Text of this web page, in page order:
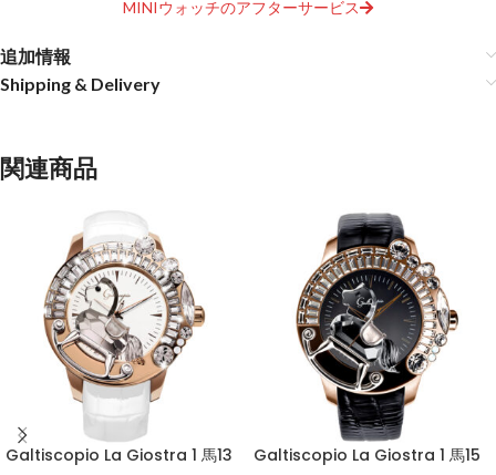
MINIウォッチのアフターサービス
追加情報
Shipping & Delivery
関連商品
Galtiscopio La Giostra 1 馬13 Galtiscopio La Giostra 1 馬15